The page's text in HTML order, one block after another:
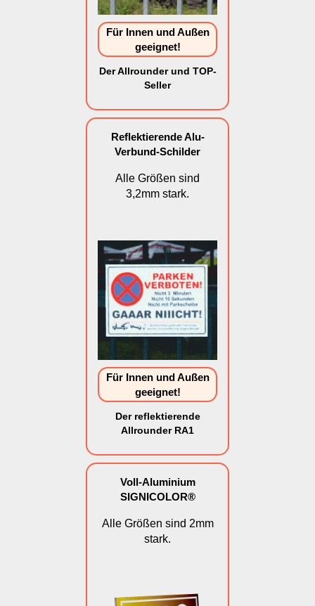
Für Innen und Außen
geeignet!
Der Allrounder und TOP-
Seller
Reflektierende Alu-
Verbund-Schilder
Alle Größen sind
3,2mm stark.
Für Innen und Außen
geeignet!
Der reflektierende
Allrounder RA1
Voll-Aluminium
SIGNICOLOR®
Alle Größen sind 2mm
stark.